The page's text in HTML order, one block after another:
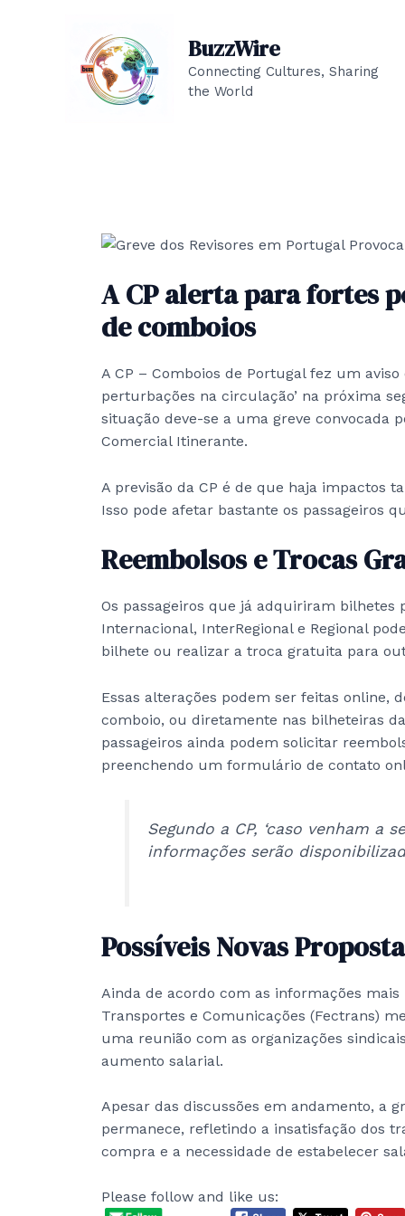
BuzzWire
Connecting Cultures, Sharing
the World
A CP alerta para fortes
de comboios
A CP – Comboios de Portugal fez um
perturbações na circulação’ na próxima
situação deve-se a uma greve convocada
Comercial Itinerante.
A previsão da CP é de que haja impactos
Isso pode afetar bastante os passageiros
Reembolsos e Trocas
Os passageiros que já adquiriram bilhetes
Internacional, InterRegional e Regional
bilhete ou realizar a troca gratuita para
Essas alterações podem ser feitas online,
comboio, ou diretamente nas bilheteiras
passageiros ainda podem solicitar
preenchendo um formulário de contato
Segundo a CP, ‘caso venham a
informações serão
Possíveis Novas
Ainda de acordo com as informações
Transportes e Comunicações (Fectrans)
uma reunião com as organizações
aumento salarial.
Apesar das discussões em andamento, a
permanece, refletindo a insatisfação dos
compra e a necessidade de estabelecer
Please follow and like us: